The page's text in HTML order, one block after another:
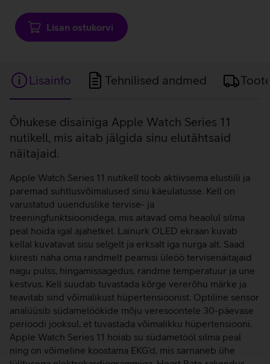
Lisan ostukorvi
Lisainfo Tehnilised andmed
Lisainfo
Õhukese disainiga Apple Watch Series 11
nutikell, mis aitab jälgida sinu elutähtsaid
näitajaid.
Apple Watch Series 11 nutikell toob aktiivsema elustiili ja
paremad suhtlusvõimalused sinu käeulatusse. Kell on
varustatud uuenduslike tervise- ja
treeningfunktsioonidega, mis aitavad oma heaolul silma
peal hoida igal ajahetkel. Lainurk OLED ekraan kuvab
kellal kuvatavat sisu selgelt ja erksalt iga nurga alt. Saad
kiiresti näha oma randmelt peamisi üleöö tervisenäitajaid
nagu pulss, hingamissagedus, randme temperatuur ja une
kestvus. Kell suudab tuvastada kõrge vererõhu märke ja
teavitab sind võimalikust hüpertensioonist. Optiline sensor
analüüsib südamelöökide mõju veresoontele 30-päevase
perioodi jooksul, et tuvastada võimalikku hüpertensiooni.
Apple Watch Series 11 hoiab su südametööl silma peal
ning on võimeline koostama EKG’d, mis sarnaneb ühe